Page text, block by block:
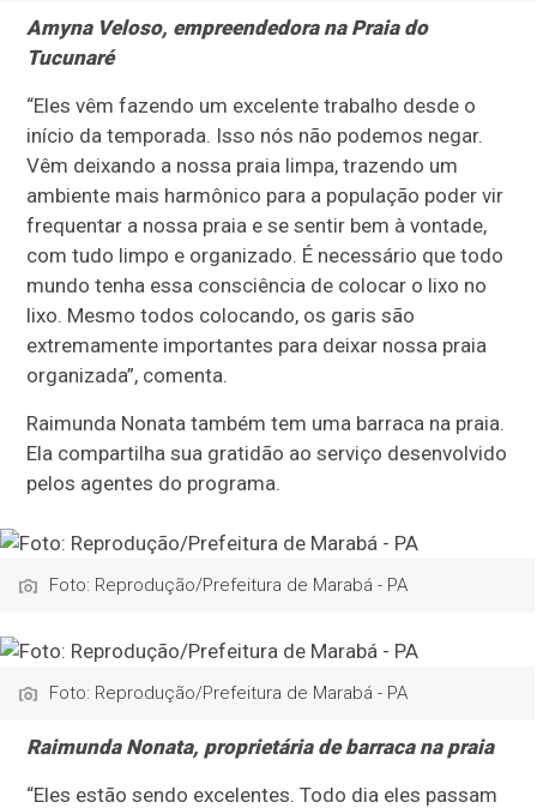
Amyna Veloso, empreendedora na Praia do
Tucunaré
“Eles vêm fazendo um excelente trabalho desde o
início da temporada. Isso nós não podemos negar.
Vêm deixando a nossa praia limpa, trazendo um
ambiente mais harmônico para a população poder vir
frequentar a nossa praia e se sentir bem à vontade,
com tudo limpo e organizado. É necessário que todo
mundo tenha essa consciência de colocar o lixo no
lixo. Mesmo todos colocando, os garis são
extremamente importantes para deixar nossa praia
organizada”, comenta.
Raimunda Nonata também tem uma barraca na praia.
Ela compartilha sua gratidão ao serviço desenvolvido
pelos agentes do programa.
Foto: Reprodução/Prefeitura de Marabá - PA
Foto: Reprodução/Prefeitura de Marabá - PA
Raimunda Nonata, proprietária de barraca na praia
“Eles estão sendo excelentes. Todo dia eles passam